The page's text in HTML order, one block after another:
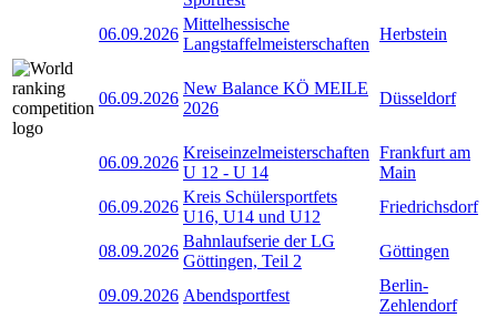
06.09.2026
Mittelhessische
Langstaffelmeisterschaften
Herbstein
06.09.2026
New Balance KÖ MEILE
2026
Düsseldorf
06.09.2026
Kreiseinzelmeisterschaften
U 12 - U 14
Frankfurt am
Main
06.09.2026
Kreis Schülersportfets
U16, U14 und U12
Friedrichsdorf
08.09.2026
Bahnlaufserie der LG
Göttingen, Teil 2
Göttingen
09.09.2026 Abendsportfest
Berlin-
Zehlendorf